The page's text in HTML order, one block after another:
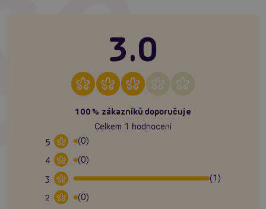
3.0
100% zákazníků doporučuje
Celkem 1 hodnocení
5
(0)
4
(0)
3
(1)
2
(0)